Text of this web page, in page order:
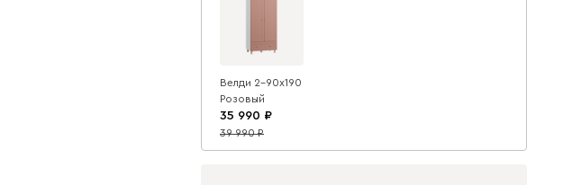
Велди 2-90x190
Розовый
35 990
10
39 990